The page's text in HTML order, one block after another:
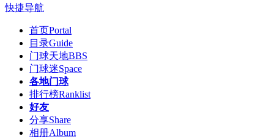
快捷导航
首页Portal
目录Guide
门球天地BBS
门球迷Space
各地门球
排行榜Ranklist
好友
分享Share
相册Album